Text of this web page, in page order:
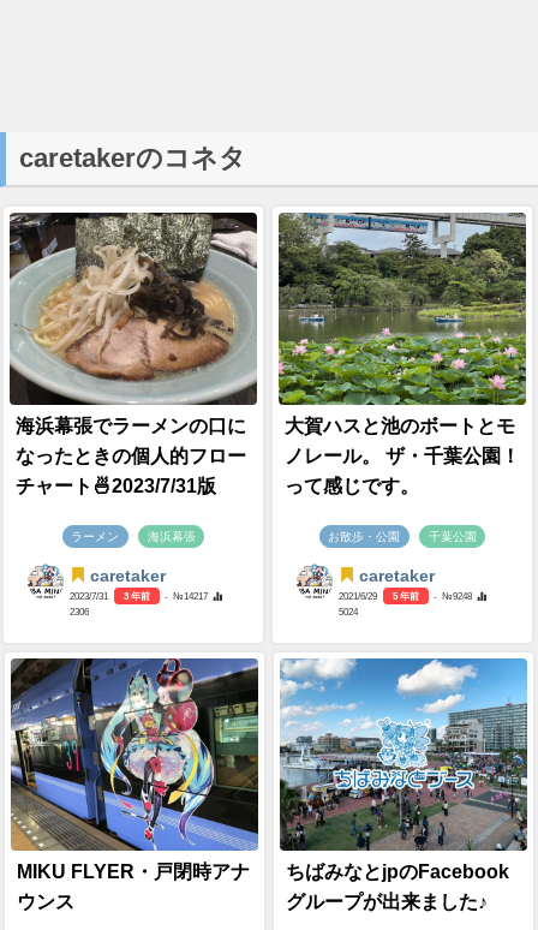
caretakerのコネタ
海浜幕張でラーメンの口に
なったときの個人的フロー
チャート🍜2023/7/31版
ラーメン 海浜幕張
caretaker
2023/7/31 3 年前
- №14217
2306
大賀ハスと池のボートとモ
ノレール。 ザ・千葉公園！
って感じです。
お散歩・公園 千葉公園
caretaker
2021/6/29 5 年前
- №9248
5024
MIKU FLYER・戸閉時アナ
ウンス
ちばみなとjpのFacebook
グループが出来ました♪